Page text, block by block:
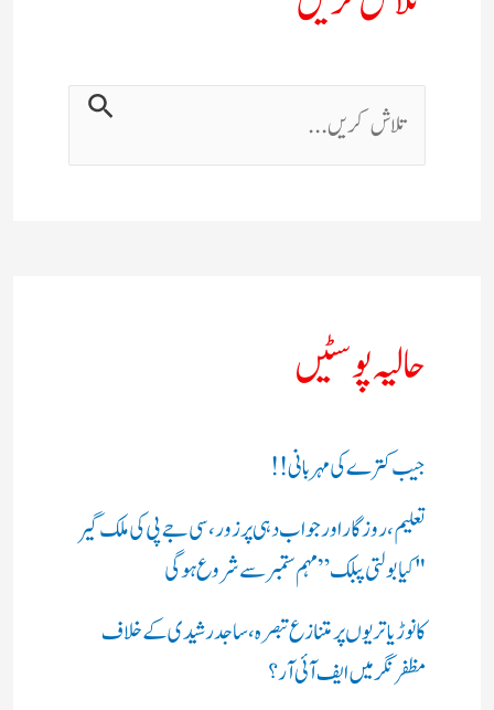
حالیہ پوسٹیں
جیب کترے کی مہربانی !!
تعلیم، روزگار اور جواب دہی پر زور، سی جے پی کی ملک گیر
"کیا بولتی پبلک” مہم ستمبر سے شروع ہوگی
کانوڑ یاتریوں پر متنازع تبصرہ، ساجد رشیدی کے خلاف
مظفرنگر میں ایف آئی آر؟